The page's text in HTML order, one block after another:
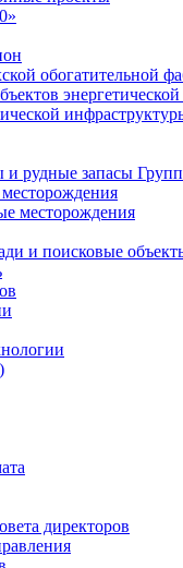
обогатительной
и рудные запасы
месторождения
и поисковые
директоров